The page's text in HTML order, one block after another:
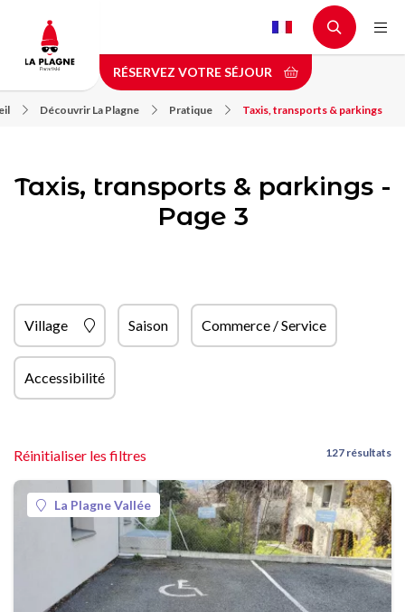
contenu
principal
RÉSERVEZ VOTRE SÉJOUR
Découvrir La Plagne Pratique Taxis, transports & parkings
Taxis, transports & parkings -
Page 3
Village Saison Commerce / Service
Accessibilité
Réinitialiser les filtres 127 résultats
La Plagne Vallée